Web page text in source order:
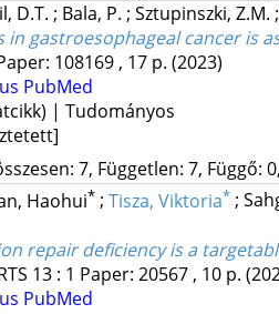
D.T. ; Bala, P. ; Sztupinszki, Z.M. ;
in gastroesophageal cancer is
108169 , 17 p. (2023)
PubMed
| Tudományos
7, Független: 7, Függő:
Haohui* ; Tisza, Viktoria* ;
repair deficiency is a
13: 1 Paper: 20567 , 10 p.
PubMed